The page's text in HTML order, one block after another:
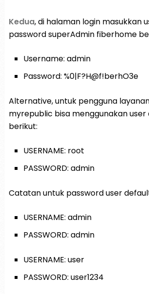
Kedua, di halaman login masukkan
password superAdmin fiberhome
Username: admin
Password: %0|F?H@f!berhO3e
Alternative, untuk pengguna
myrepublic bisa menggunakan user
berikut:
USERNAME: root
PASSWORD: admin
Catatan untuk password user
USERNAME: admin
PASSWORD: admin
USERNAME: user
PASSWORD: user1234